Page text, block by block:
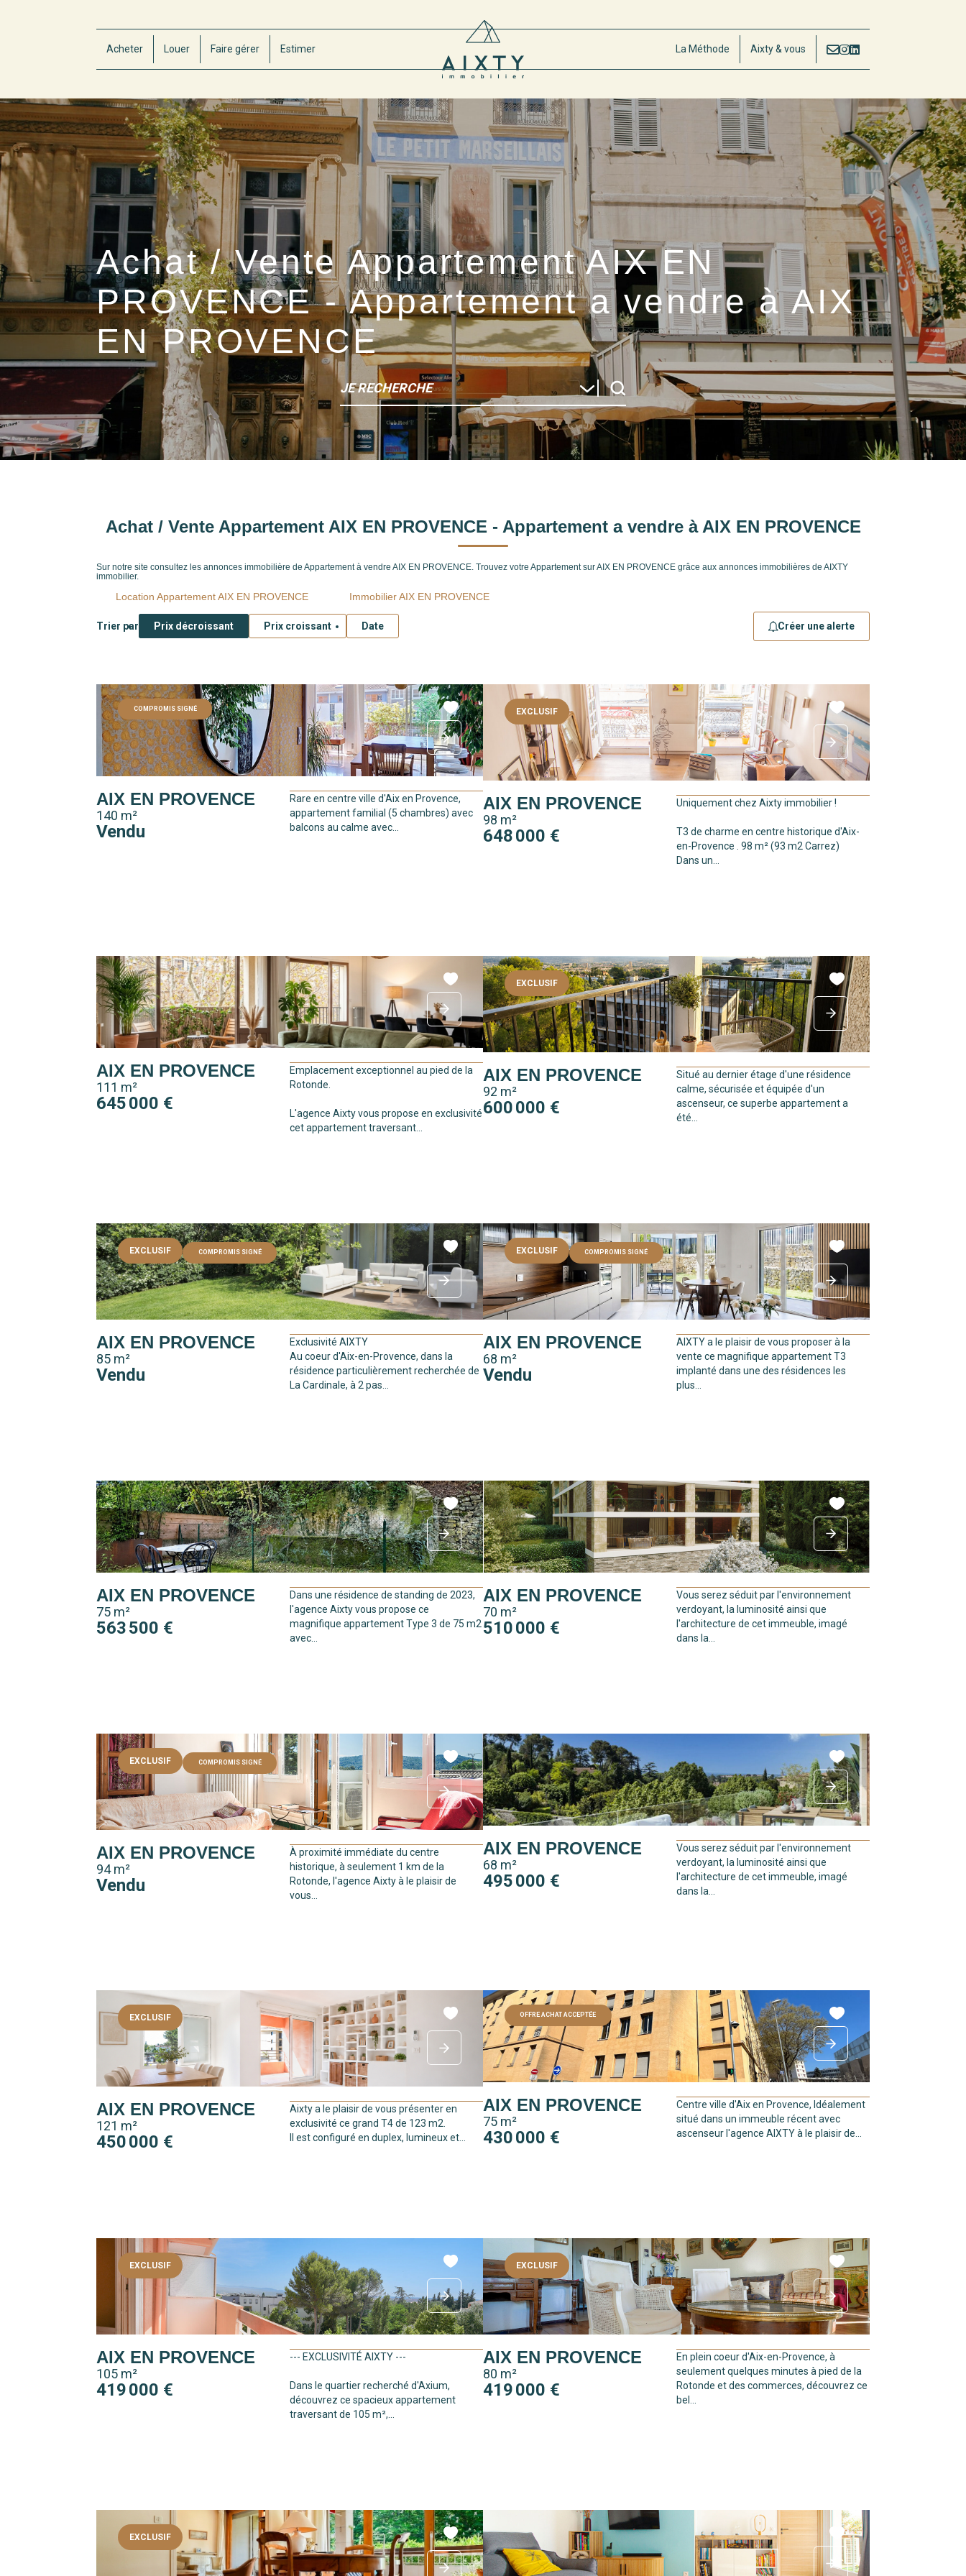
Acheter Louer Faire gérer Estimer La Méthode Aixty & vous
Achat / Vente Appartement AIX EN
PROVENCE - Appartement a vendre à AIX
EN PROVENCE
JE RECHERCHE
Type de bien Localité
Achat / Vente Appartement AIX EN PROVENCE - Appartement a vendre à AIX EN PROVENCE
Sur notre site consultez les annonces immobilière de Appartement à vendre AIX EN PROVENCE. Trouvez votre Appartement sur AIX EN PROVENCE grâce aux annonces immobilières de AIXTY
immobilier.
Location Appartement AIX EN PROVENCE Immobilier AIX EN PROVENCE
Trier par Prix décroissant Prix croissant Date Créer une alerte
COMPROMIS SIGNÉ
AIX EN PROVENCE
140 m²
Vendu
Rare en centre ville d'Aix en Provence,
appartement familial (5 chambres) avec
balcons au calme avec...
EXCLUSIF
AIX EN PROVENCE
98 m²
648 000 €
Uniquement chez Aixty immobilier !
T3 de charme en centre historique d'Aix-
en-Provence . 98 m² (93 m2 Carrez)
Dans un...
AIX EN PROVENCE
111 m²
645 000 €
Emplacement exceptionnel au pied de la
Rotonde.
L'agence Aixty vous propose en exclusivité
cet appartement traversant...
EXCLUSIF
AIX EN PROVENCE
92 m²
600 000 €
Situé au dernier étage d'une résidence
calme, sécurisée et équipée d'un
ascenseur, ce superbe appartement a
été...
EXCLUSIF COMPROMIS SIGNÉ
AIX EN PROVENCE
85 m²
Vendu
Exclusivité AIXTY
Au coeur d'Aix-en-Provence, dans la
résidence particulièrement recherchée de
La Cardinale, à 2 pas...
EXCLUSIF COMPROMIS SIGNÉ
AIX EN PROVENCE
68 m²
Vendu
AIXTY a le plaisir de vous proposer à la
vente ce magnifique appartement T3
implanté dans une des résidences les
plus...
AIX EN PROVENCE
75 m²
563 500 €
Dans une résidence de standing de 2023,
l'agence Aixty vous propose ce
magnifique appartement Type 3 de 75 m2
avec...
AIX EN PROVENCE
70 m²
510 000 €
Vous serez séduit par l'environnement
verdoyant, la luminosité ainsi que
l'architecture de cet immeuble, imagé
dans la...
EXCLUSIF COMPROMIS SIGNÉ
AIX EN PROVENCE
94 m²
Vendu
À proximité immédiate du centre
historique, à seulement 1 km de la
Rotonde, l'agence Aixty à le plaisir de
vous...
AIX EN PROVENCE
68 m²
495 000 €
Vous serez séduit par l'environnement
verdoyant, la luminosité ainsi que
l'architecture de cet immeuble, imagé
dans la...
EXCLUSIF
AIX EN PROVENCE
121 m²
450 000 €
Aixty a le plaisir de vous présenter en
exclusivité ce grand T4 de 123 m2.
Il est configuré en duplex, lumineux et...
OFFRE ACHAT ACCEPTÉE
AIX EN PROVENCE
75 m²
430 000 €
Centre ville d'Aix en Provence, Idéalement
situé dans un immeuble récent avec
ascenseur l'agence AIXTY à le plaisir de...
EXCLUSIF
AIX EN PROVENCE
105 m²
419 000 €
--- EXCLUSIVITÉ AIXTY ---
Dans le quartier recherché d'Axium,
découvrez ce spacieux appartement
traversant de 105 m²,...
EXCLUSIF
AIX EN PROVENCE
80 m²
419 000 €
En plein coeur d'Aix-en-Provence, à
seulement quelques minutes à pied de la
Rotonde et des commerces, découvrez ce
bel...
EXCLUSIF